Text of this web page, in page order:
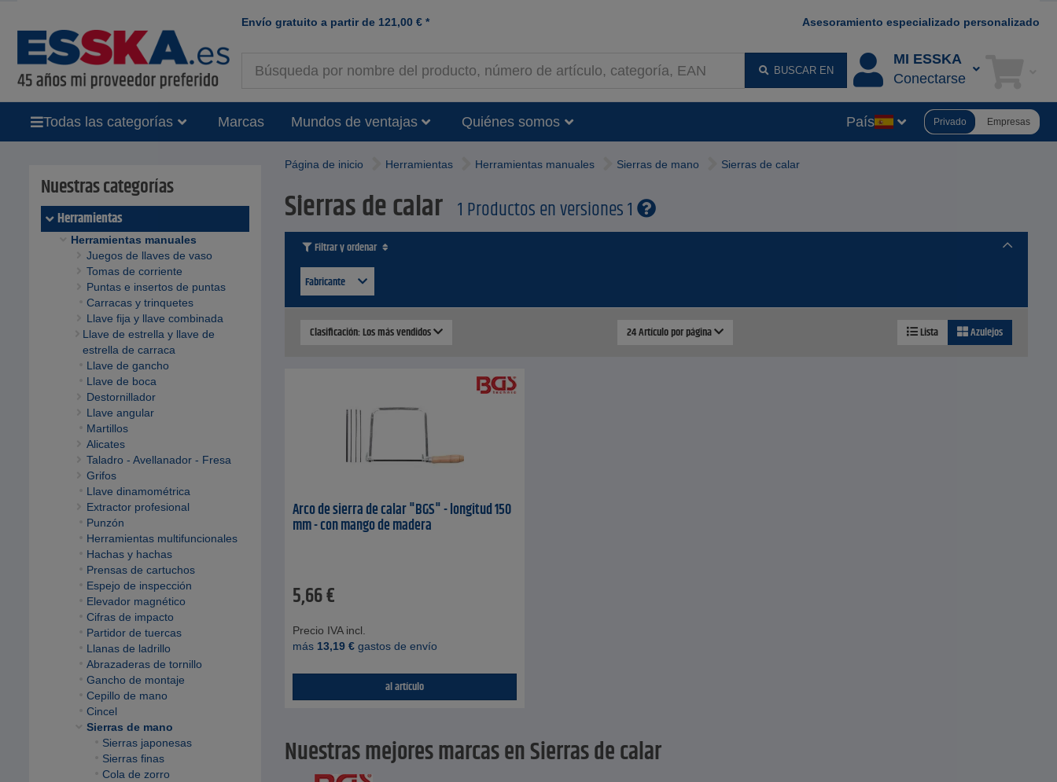
Envío gratuito a partir de 121,00 € * Asesoramiento especializado personalizado
BUSCAR EN
MI ESSKA
Conectarse
Todas las categorías Marcas Mundos de ventajas Quiénes somos País Privado Empresas
Nuestras categorías
Herramientas
Herramientas manuales
Juegos de llaves de vaso
Tomas de corriente
Puntas e insertos de puntas
Carracas y trinquetes
Llave fija y llave combinada
Llave de estrella y llave de
estrella de carraca
Llave de gancho
Llave de boca
Destornillador
Llave angular
Martillos
Alicates
Taladro - Avellanador - Fresa
Grifos
Llave dinamométrica
Extractor profesional
Punzón
Herramientas multifuncionales
Hachas y hachas
Prensas de cartuchos
Espejo de inspección
Elevador magnético
Cifras de impacto
Partidor de tuercas
Llanas de ladrillo
Abrazaderas de tornillo
Gancho de montaje
Cepillo de mano
Cincel
Sierras de mano
Sierras japonesas
Sierras finas
Cola de zorro
Página de inicio Herramientas Herramientas manuales Sierras de mano Sierras de calar
Sierras de calar 1 Productos en versiones 1
Filtrar y ordenar
Fabricante
Clasificación: Los más vendidos 24 Artículo por página Lista Azulejos
Arco de sierra de calar "BGS" - longitud 150
mm - con mango de madera
5,66€
Precio IVA incl.
más 13,19 € gastos de envío
al artículo
Nuestras mejores marcas en Sierras de calar